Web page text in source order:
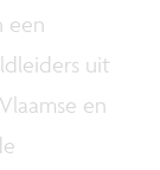
een
uit
en